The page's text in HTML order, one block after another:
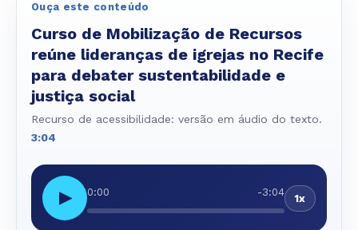
Ouça este conteúdo
Curso de Mobilização de Recursos
reúne lideranças de igrejas no Recife
para debater sustentabilidade e
justiça social
Recurso de acessibilidade: versão em áudio do texto.
3:04
▶ 0:00 -3:04 1x